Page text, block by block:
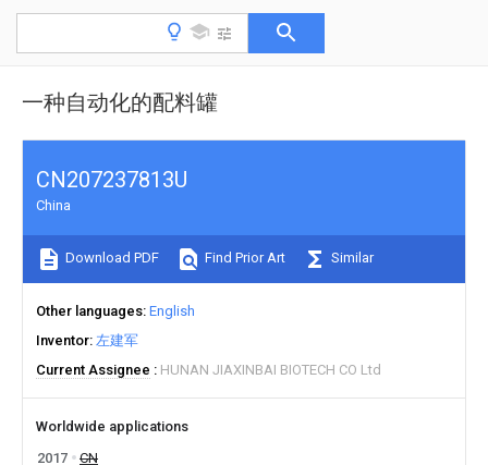
一种自动化的配料罐
CN207237813U
China
Download PDF Find Prior Art Similar
Other languages English
Inventor 左建军
Current Assignee
HUNAN JIAXINBAI BIOTECH CO Ltd
Worldwide applications
2017
CN